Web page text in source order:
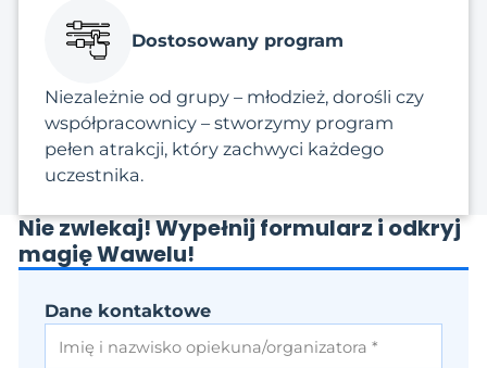
Dostosowany program
Niezależnie od grupy – młodzież, dorośli czy
współpracownicy – stworzymy program
pełen atrakcji, który zachwyci każdego
uczestnika.
Nie zwlekaj! Wypełnij formularz i odkryj
magię Wawelu!
Dane kontaktowe